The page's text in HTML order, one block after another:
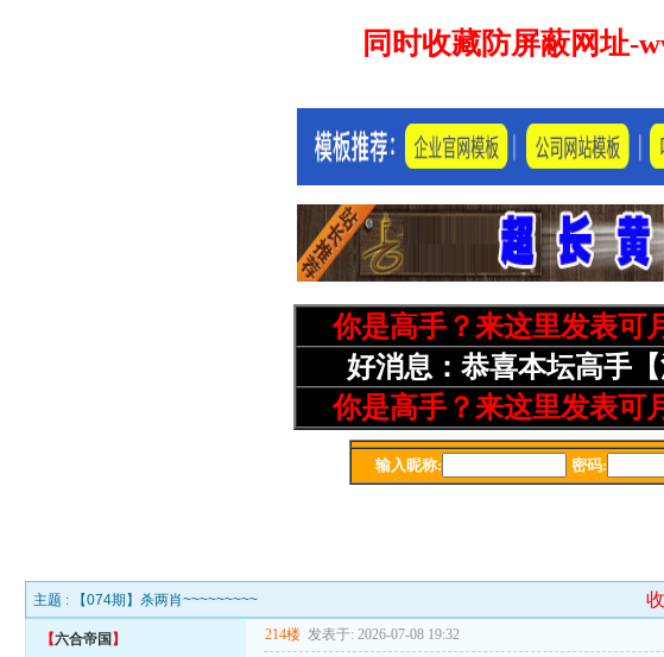
主题 : 【074期】杀两肖~~~~~~~~~
【六合帝国 】 214楼 发表于: 2026-07-08 19:32